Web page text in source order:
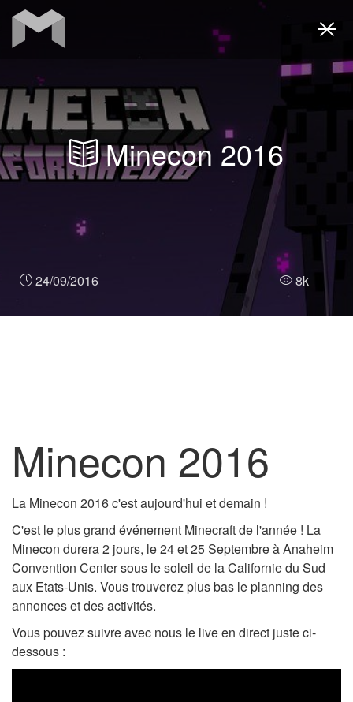
Minecon 2016
24/09/2016 8k
Minecon 2016
La Minecon 2016 c'est aujourd'hui et demain !
C'est le plus grand événement Minecraft de l'année ! La
Minecon durera 2 jours, le 24 et 25 Septembre à Anaheim
Convention Center sous le soleil de la Californie du Sud
aux Etats-Unis. Vous trouverez plus bas le planning des
annonces et des activités.
Vous pouvez suivre avec nous le live en direct juste ci-
dessous :